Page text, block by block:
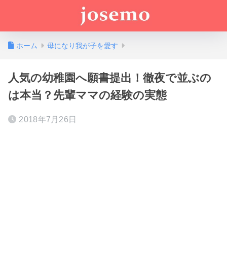
ホーム 母になり我が子を愛す
人気の幼稚園へ願書提出！徹夜で並ぶの
は本当？先輩ママの経験の実態
2018年7月26日